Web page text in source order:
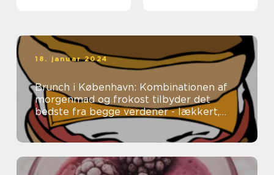
18. januar 2024
Brunch i København: Kombinationen af
morgenmad og frokost tilbyder det
bedste fra begge verdener - lækkert,
tilfredsstillende mad uden en fastlagt
spi...